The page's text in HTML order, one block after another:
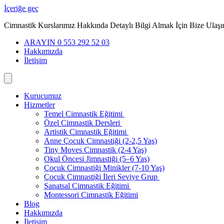
İçeriğe geç
Cimnastik Kurslarımız Hakkında Detaylı Bilgi Almak İçin Bize
ARAYIN 0 553 292 52 03
Hakkımızda
İletişim
Kurucumuz
Hizmetler
Temel Cimnastik Eğitimi
Özel Cimnastik Dersleri
Artistik Cimnastik Eğitimi
Anne Çocuk Cimnastiği (2-2,5 Yaş)
Tiny Moves Cimnastik (2-4 Yaş)
Okul Öncesi Jimnastiği (5–6 Yaş)
Çocuk Cimnastiği Minikler (7-10 Yaş)
Çocuk Cimnastiği İleri Seviye Grup
Sanatsal Cimnastik Eğitimi
Montessori Cimnastik Eğitimi
Blog
Hakkımızda
İletişim